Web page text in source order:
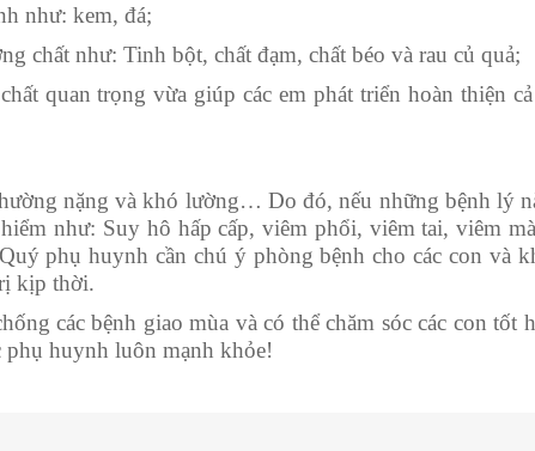
như: kem, đá;
chất như: Tinh bột, chất đạm, chất béo và rau củ quả;
quan trọng vừa giúp các em phát triển hoàn thiện
nặng và khó lường… Do đó, nếu những bệnh lý
như: Suy hô hấp cấp, viêm phổi, viêm tai, viêm
phụ huynh cần chú ý phòng bệnh cho các con và
kịp thời.
các bệnh giao mùa và có thể chăm sóc các con tốt
phụ huynh luôn mạnh khỏe!